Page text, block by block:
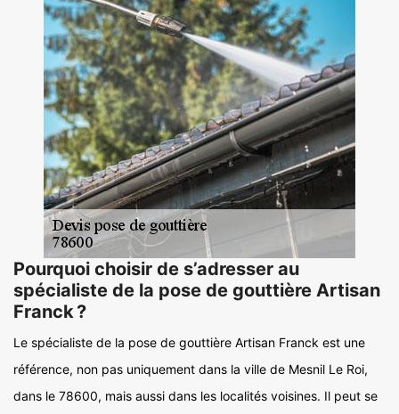
Pourquoi choisir de s’adresser au
spécialiste de la pose de gouttière Artisan
Franck ?
Le spécialiste de la pose de gouttière Artisan Franck est une
référence, non pas uniquement dans la ville de Mesnil Le Roi,
dans le 78600, mais aussi dans les localités voisines. Il peut se